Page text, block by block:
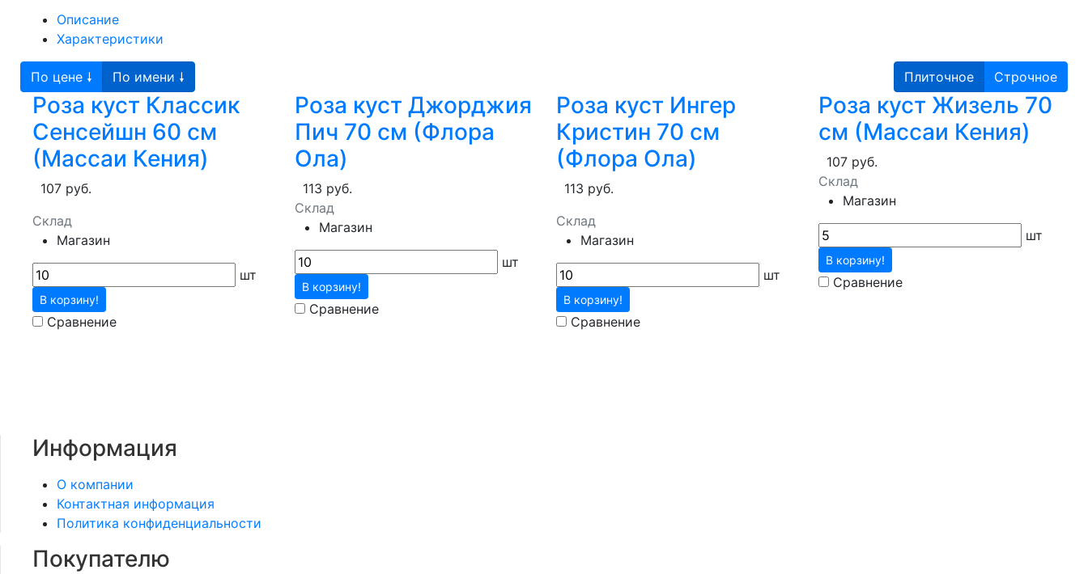
Описание
Характеристики
По цене 🠗 По имени 🠗 Плиточное Строчное
Роза куст Классик
Сенсейшн 60 см
(Массаи Кения)
107 руб.
Склад
Магазин
шт
В корзину!
Сравнение
Роза куст Джорджия
Пич 70 см (Флора
Ола)
113 руб.
Склад
Магазин
шт
В корзину!
Сравнение
Роза куст Ингер
Кристин 70 см
(Флора Ола)
113 руб.
Склад
Магазин
шт
В корзину!
Сравнение
Роза куст Жизель 70
см (Массаи Кения)
107 руб.
Склад
Магазин
шт
В корзину!
Сравнение
Информация
О компании
Контактная информация
Политика конфиденциальности
Покупателю